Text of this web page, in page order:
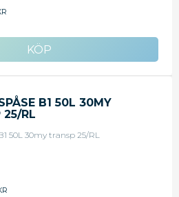
B1 50L 30MY
25/RL
50L 30my transp 25/RL